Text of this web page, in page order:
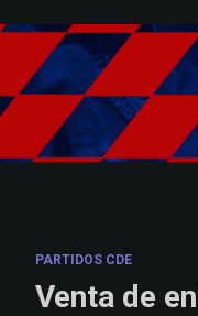
PARTIDOS CDE
Venta de